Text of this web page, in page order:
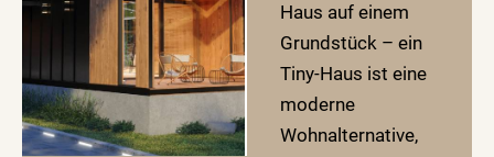
Haus auf einem
Grundstück – ein
Tiny-Haus ist eine
moderne
Wohnalternative,